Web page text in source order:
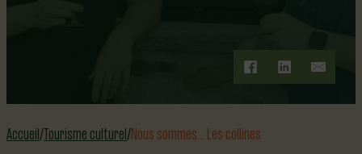
Accueil Tourisme culturel Nous sommes… Les collines